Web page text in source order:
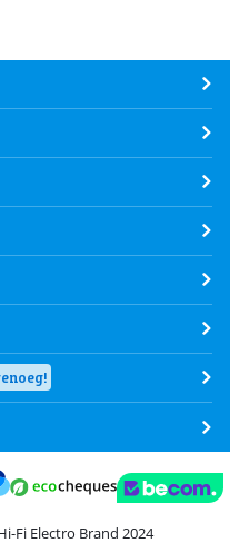
via ClickToPay
Fi Electro Brand 2024